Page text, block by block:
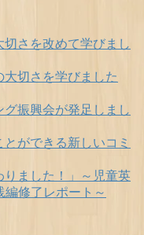
さを改めて学びまし
切さを学びました
振興会が発足しまし
ができる新しいコミ
りました！」～児童英
修了レポート～